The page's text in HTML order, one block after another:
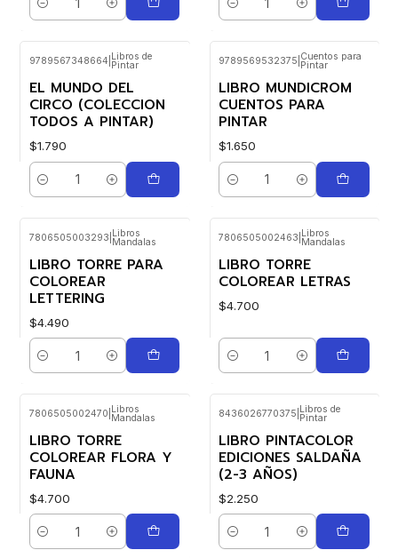
Cantidad Cantidad
9789567348664 Libros de
Pintar
EL MUNDO DEL
CIRCO (COLECCION
TODOS A PINTAR)
$1.790
Cantidad
9789569532375 Cuentos para
Pintar
LIBRO MUNDICROM
CUENTOS PARA
PINTAR
$1.650
Cantidad
7806505003293 Libros
Mandalas
LIBRO TORRE PARA
COLOREAR
LETTERING
$4.490
Cantidad
7806505002463 Libros
Mandalas
LIBRO TORRE
COLOREAR LETRAS
$4.700
Cantidad
7806505002470 Libros
Mandalas
LIBRO TORRE
COLOREAR FLORA Y
FAUNA
$4.700
Cantidad
8436026770375 Libros de
Pintar
LIBRO PINTACOLOR
EDICIONES SALDAÑA
(2-3 AÑOS)
$2.250
Cantidad